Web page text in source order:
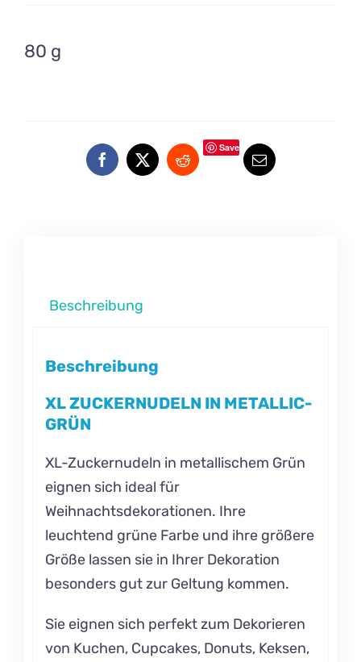
80 g
Save
Beschreibung
Beschreibung
XL ZUCKERNUDELN IN METALLIC-
GRÜN
XL-Zuckernudeln in metallischem Grün
eignen sich ideal für
Weihnachtsdekorationen. Ihre
leuchtend grüne Farbe und ihre größere
Größe lassen sie in Ihrer Dekoration
besonders gut zur Geltung kommen.
Sie eignen sich perfekt zum Dekorieren
von Kuchen, Cupcakes, Donuts, Keksen,